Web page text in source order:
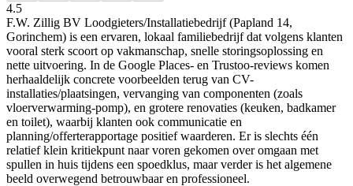
4.5
F.W. Zillig BV Loodgieters/Installatiebedrijf (Papland 14,
Gorinchem) is een ervaren, lokaal familiebedrijf dat volgens klanten
vooral sterk scoort op vakmanschap, snelle storingsoplossing en
nette uitvoering. In de Google Places- en Trustoo-reviews komen
herhaaldelijk concrete voorbeelden terug van CV-
installaties/plaatsingen, vervanging van componenten (zoals
vloerverwarming-pomp), en grotere renovaties (keuken, badkamer
en toilet), waarbij klanten ook communicatie en
planning/offerterapportage positief waarderen. Er is slechts één
relatief klein kritiekpunt naar voren gekomen over omgaan met
spullen in huis tijdens een spoedklus, maar verder is het algemene
beeld overwegend betrouwbaar en professioneel.